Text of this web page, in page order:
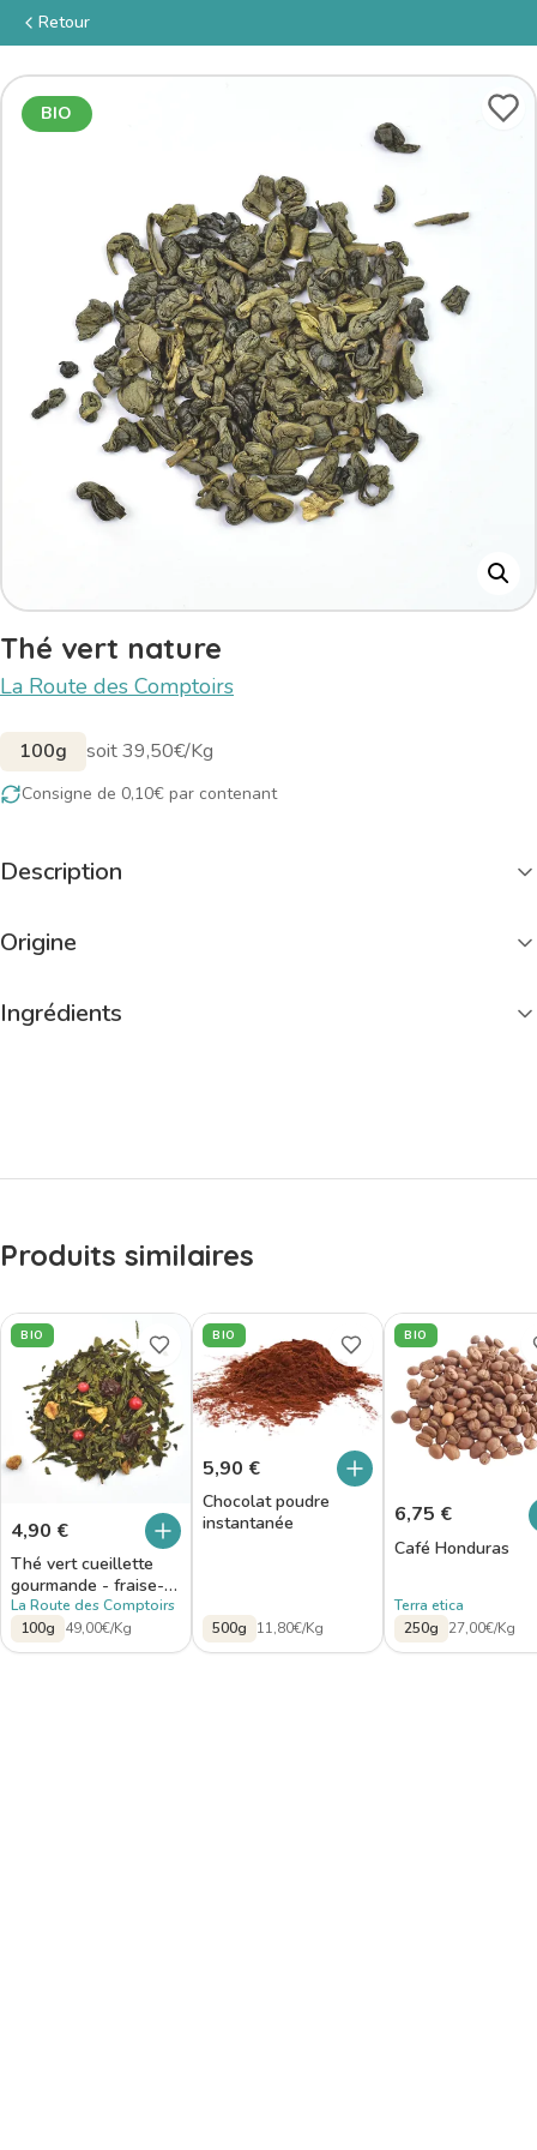
Retour
BIO
Thé vert nature
La Route des Comptoirs
100g soit 39,50€/Kg
Consigne de 0,10€ par contenant
Description
Origine
Ingrédients
Produits similaires
BIO
4,90 €
Thé vert cueillette
gourmande - fraise-
pomme-cerise
La Route des Comptoirs
100g
49,00€/Kg
BIO
5,90 €
Chocolat poudre
instantanée
500g 11,80€/Kg
BIO
6,75 €
Café Honduras
Terra etica
250g
27,00€/Kg